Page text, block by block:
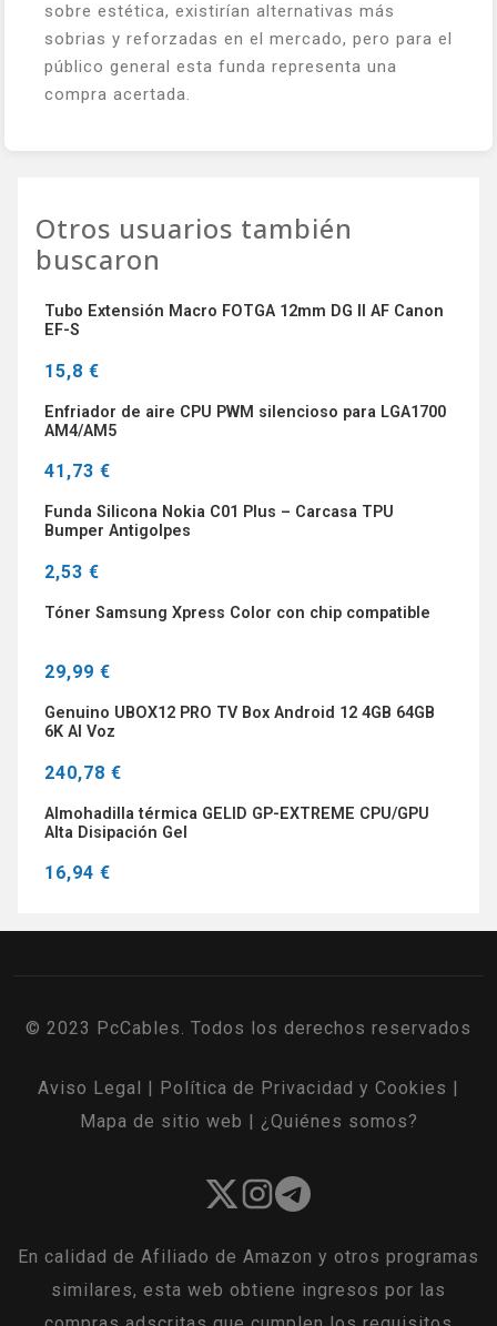
sobre estética, existirían alternativas más
sobrias y reforzadas en el mercado, pero para el
público general esta funda representa una
compra acertada.
Otros usuarios también
buscaron
Tubo Extensión Macro FOTGA 12mm DG II AF Canon
EF-S
15,8 €
Enfriador de aire CPU PWM silencioso para LGA1700
AM4/AM5
41,73 €
Funda Silicona Nokia C01 Plus – Carcasa TPU
Bumper Antigolpes
2,53 €
Tóner Samsung Xpress Color con chip compatible
29,99 €
Genuino UBOX12 PRO TV Box Android 12 4GB 64GB
6K AI Voz
240,78 €
Almohadilla térmica GELID GP-EXTREME CPU/GPU
Alta Disipación Gel
16,94 €
© 2023 PcCables. Todos los derechos reservados
Aviso Legal Política de Privacidad y Cookies
Mapa de sitio web
¿Quiénes somos?
En calidad de Afiliado de Amazon y otros programas
similares, esta web obtiene ingresos por las